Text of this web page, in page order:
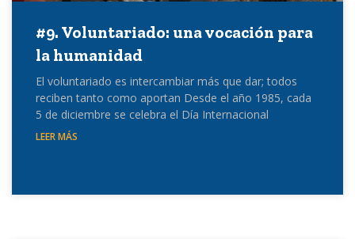
#9. Voluntariado: una vocación para
la humanidad
El voluntariado es intercambiar más que dar; todos
reciben tanto como aportan Desde el año 1985, cada
5 de diciembre se celebra el Día Internacional
LEER MÁS